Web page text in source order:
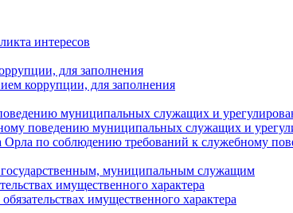
интересов
для заполнения
коррупции, для заполнения
муниципальных служащих и
поведению муниципальных служащих и
по соблюдению требований к служебному
муниципальным служащим
имущественного характера
имущественного характера